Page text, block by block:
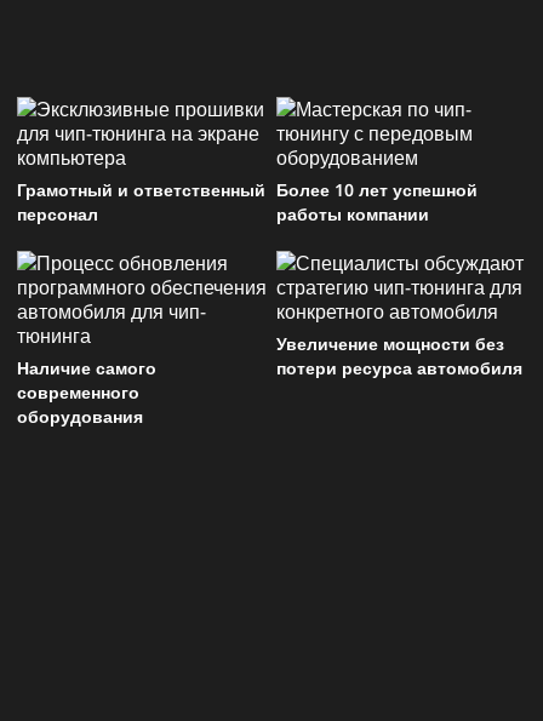
Грамотный и ответственный
персонал
Более 10 лет успешной
работы компании
Наличие самого
современного
оборудования
Увеличение мощности без
потери ресурса автомобиля